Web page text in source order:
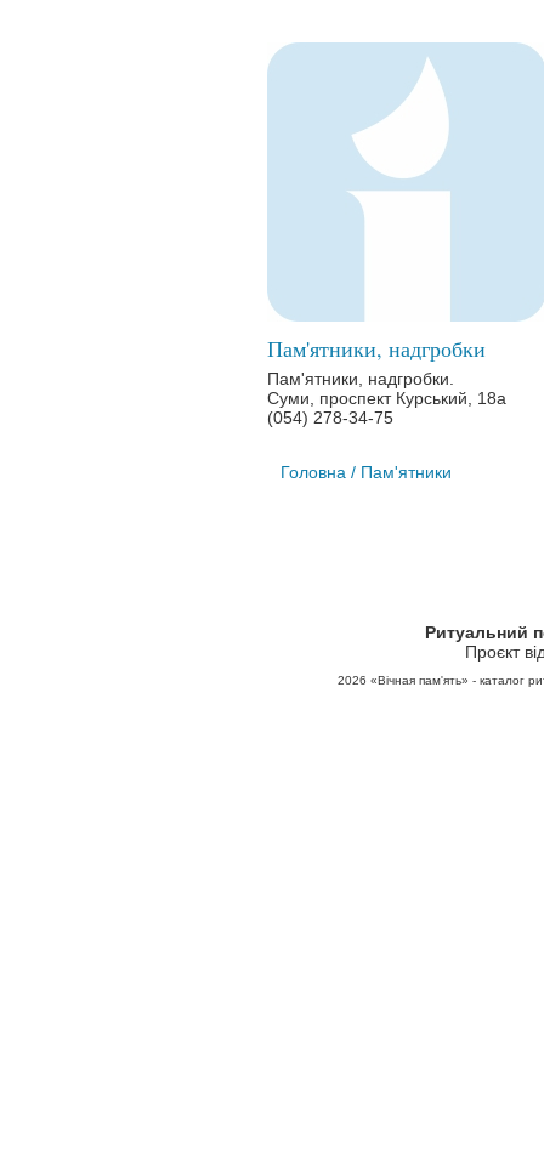
Пам'ятники, надгробки
Пам'ятники, надгробки.
Суми, проспект Курський, 18а
(054) 278-34-75
Головна / Пам'ятники
Ритуальний
Проєкт
2026 «Вічная пам'ять» - каталог